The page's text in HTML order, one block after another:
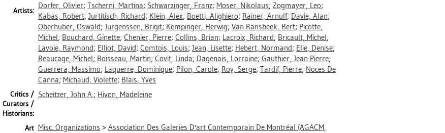
Artists:
Dorfer, Olivier; Tscherni, Martina; Schwarzinger, Franz; Moser, Nikolaus; Zogmayer, Leo;
Kabas, Robert; Jurtitisch, Richard; Klein, Alex; Boetti, Alighiero; Rainer, Arnulf; Davie, Alan;
Oberhuber, Oswald; Jurgenssen, Brigit; Kempinger, Herwig; Van Ransbeek, Bert; Picotte,
Michel; Bouchard, Ginette; Chenier, Pierre; Collins, Brian; Lacroix, Richard; Bricault, Michel;
Lavoie, Raymond; Elliot, David; Comtois, Louis; Jean, Lisette; Hebert, Normand; Elie, Denise;
Beaucage, Michel; Boisseau, Martin; Covit, Linda; Dagenais, Lorraine; Gauthier, Jean-Pierre;
Guerrera, Massimo; Laquerre, Dominique; Pilon, Carole; Roy, Serge; Tardif, Pierre; Noces De
Canna; Michaud, Violette; Blais, Yves
Critics /
Curators /
Historians:
Scheitzer, John A.; Hivon, Madeleine
Art Misc. Organizations > Association Des Galeries D'art Contemporain De Montréal (AGACM,